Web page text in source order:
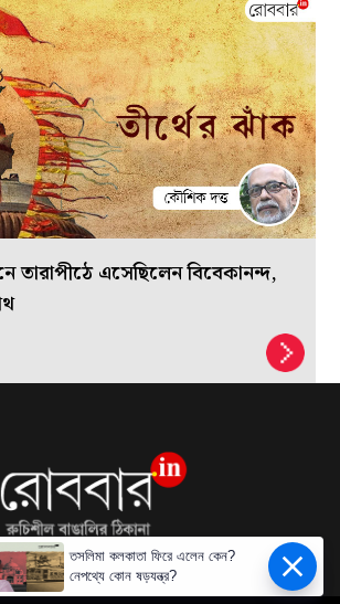
তারাপীঠে এসেছিলেন বিবেকানন্দ,
তসলিমা কলকাতা ফিরে এলেন কেন?
নেপথ্যে কোন ষড়যন্ত্র?